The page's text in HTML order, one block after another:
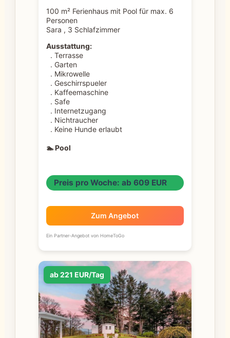
100 m² Ferienhaus mit Pool für max. 6
Personen
Sara , 3 Schlafzimmer
Ausstattung:
. Terrasse
. Garten
. Mikrowelle
. Geschirrspueler
. Kaffeemaschine
. Safe
. Internetzugang
. Nichtraucher
. Keine Hunde erlaubt
🏊 Pool
Preis pro Woche: ab 609 EUR
Zum Angebot
Ein Partner-Angebot von HomeToGo
ab 221 EUR/Tag